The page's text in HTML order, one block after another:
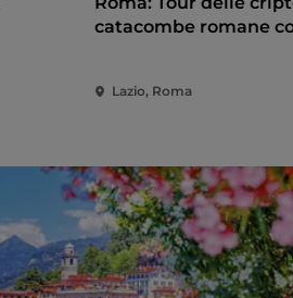
catacombe romane
Lazio, Roma